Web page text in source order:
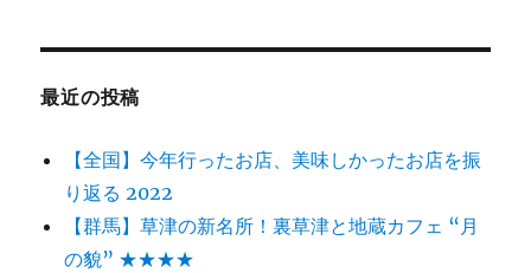
響
＆
エ
最近の投稿
【全国】今年行ったお店、美味しかったお店を振
り返る 2022
【群馬】草津の新名所！裏草津と地蔵カフェ “月
の貌” ★★★★